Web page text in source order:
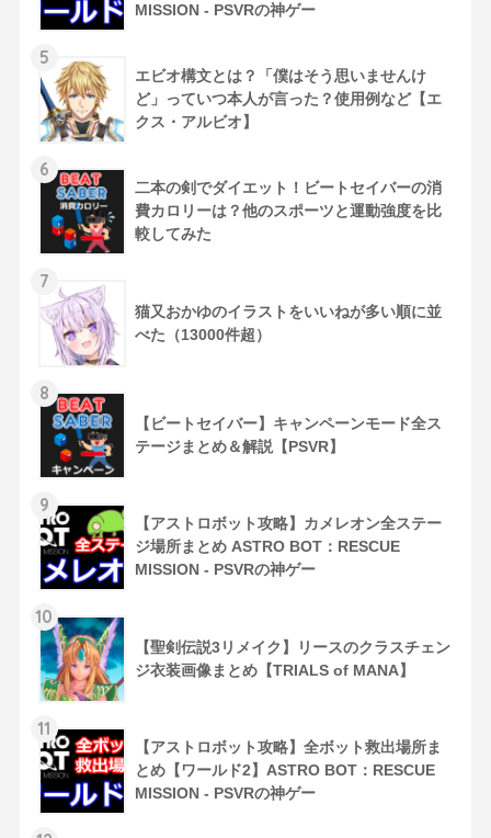
MISSION - PSVRの神ゲー
5
エビオ構文とは？「僕はそう思いませんけ
ど」っていつ本人が言った？使用例など【エ
クス・アルビオ】
6
二本の剣でダイエット！ビートセイバーの消
費カロリーは？他のスポーツと運動強度を比
較してみた
7
猫又おかゆのイラストをいいねが多い順に並
べた（13000件超）
8
【ビートセイバー】キャンペーンモード全ス
テージまとめ＆解説【PSVR】
9
【アストロボット攻略】カメレオン全ステー
ジ場所まとめ ASTRO BOT：RESCUE
MISSION - PSVRの神ゲー
10
【聖剣伝説3リメイク】リースのクラスチェン
ジ衣装画像まとめ【TRIALS of MANA】
11
【アストロボット攻略】全ボット救出場所ま
とめ【ワールド2】ASTRO BOT：RESCUE
MISSION - PSVRの神ゲー